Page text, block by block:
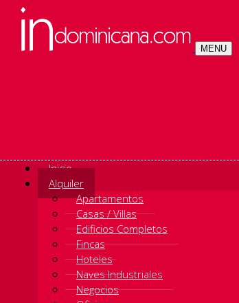
MENU
Inicio
Alquiler
Apartamentos
Casas / Villas
Edificios Completos
Fincas
Hoteles
Naves Industriales
Negocios